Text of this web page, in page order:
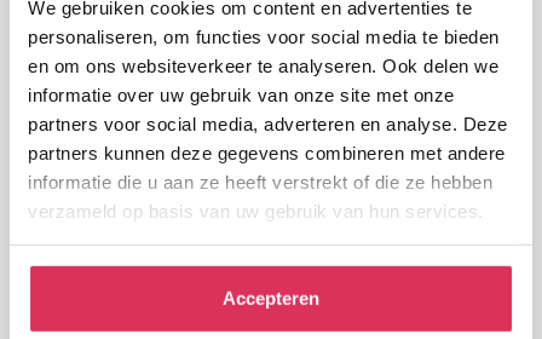
We gebruiken cookies om content en advertenties te
personaliseren, om functies voor social media te bieden
en om ons websiteverkeer te analyseren. Ook delen we
informatie over uw gebruik van onze site met onze
partners voor social media, adverteren en analyse. Deze
partners kunnen deze gegevens combineren met andere
informatie die u aan ze heeft verstrekt of die ze hebben
verzameld op basis van uw gebruik van hun services.
Accepteren
Bekijk de animatie